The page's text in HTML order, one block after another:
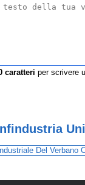
caratteri per scrivere